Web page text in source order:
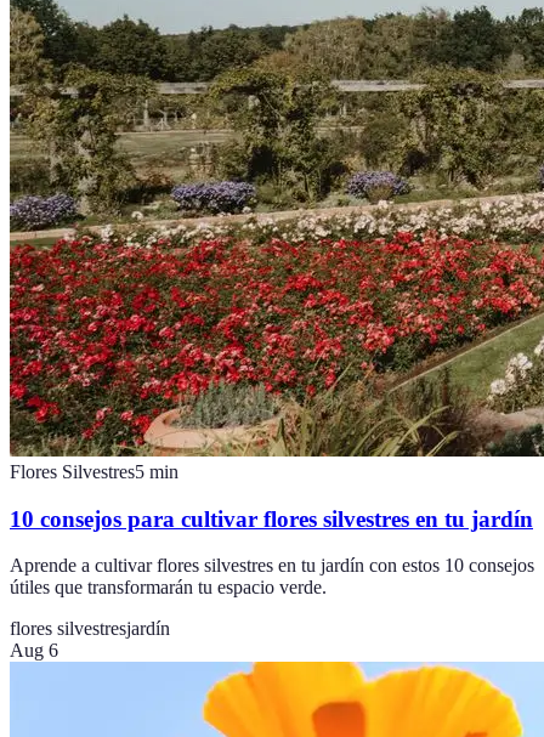
Flores Silvestres5 min
10 consejos para cultivar flores silvestres en tu jardín
Aprende a cultivar flores silvestres en tu jardín con estos 10 consejos
útiles que transformarán tu espacio verde.
flores silvestresjardín
Aug 6